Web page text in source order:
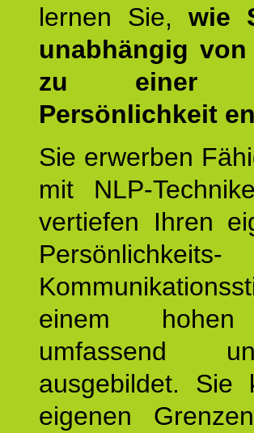
lernen Sie, wie
unabhängig
zu einer
Persönlichkeit
Sie erwerben
mit NLP-
vertiefen Ihren
einem hohen
umfassend
ausgebildet. Sie
eigenen